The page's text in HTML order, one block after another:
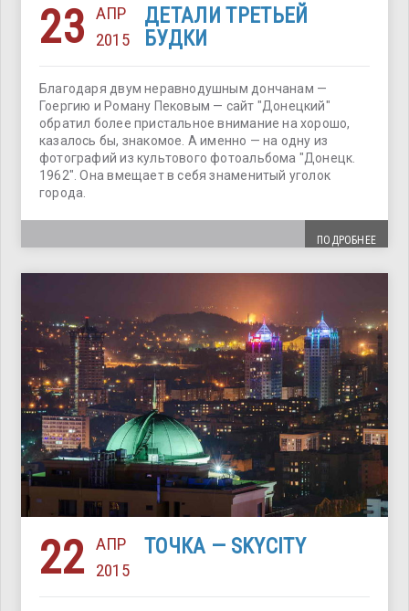
23 АПР
2015
ДЕТАЛИ ТРЕТЬЕЙ
БУДКИ
Благодаря двум неравнодушным дончанам —
Гоергию и Роману Пековым — сайт "Донецкий"
обратил более пристальное внимание на хорошо,
казалось бы, знакомое. А именно — на одну из
фотографий из культового фотоальбома "Донецк.
1962". Она вмещает в себя знаменитый уголок
города.
ПОДРОБНЕЕ
22 АПР
2015
ТОЧКА — SKYCITY